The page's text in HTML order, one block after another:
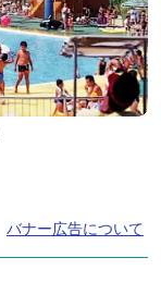
バナー広告について